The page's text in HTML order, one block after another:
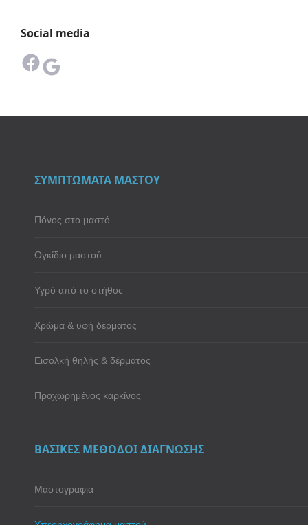
Social media
Facebook
Google
ΣΥΜΠΤΩΜΑΤΑ ΜΑΣΤΟΥ
Πόνος στο μαστό
Ογκίδιο μαστού
Υγρό από το στήθος
Χρώμα & υφή δέρματος
Εισολκή θηλής & δέρματος
Προχωρημένος καρκίνος
ΒΑΣΙΚΕΣ ΜΕΘΟΔΟΙ ΔΙΑΓΝΩΣΗΣ
Μαστογραφία